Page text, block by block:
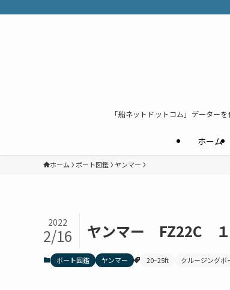
「船ネットドットコム」データー
ホーム
ホーム ボート図鑑 ヤンマー
ヤンマー FZ22C １
2022
2/16
ボート図鑑 ヤンマー 20~25ft クルージングボ